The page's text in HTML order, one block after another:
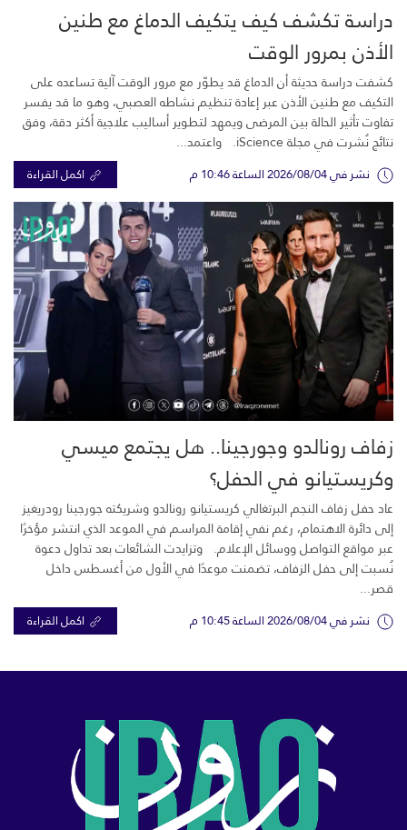
دراسة تكشف كيف يتكيف الدماغ مع طنين
الأذن بمرور الوقت
كشفت دراسة حديثة أن الدماغ قد يطوّر مع مرور الوقت آلية تساعده على
التكيف مع طنين الأذن عبر إعادة تنظيم نشاطه العصبي، وهو ما قد يفسر
تفاوت تأثير الحالة بين المرضى ويمهد لتطوير أساليب علاجية أكثر دقة، وفق
نتائج نُشرت في مجلة iScience. واعتمد...
نشر في 2026/08/04 الساعة 10:46 م اكمل القراءة
زفاف رونالدو وجورجينا.. هل يجتمع ميسي
وكريستيانو في الحفل؟
عاد حفل زفاف النجم البرتغالي كريستيانو رونالدو وشريكته جورجينا رودريغيز
إلى دائرة الاهتمام، رغم نفي إقامة المراسم في الموعد الذي انتشر مؤخرًا
عبر مواقع التواصل ووسائل الإعلام. وتزايدت الشائعات بعد تداول دعوة
نُسبت إلى حفل الزفاف، تضمنت موعدًا في الأول من أغسطس داخل
قصر...
نشر في 2026/08/04 الساعة 10:45 م اكمل القراءة